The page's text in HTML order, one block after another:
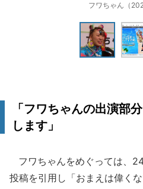
フワちゃん（
「フワちゃんの出演部
します」
フワちゃんをめぐっては、
投稿を引用し「おまえは偉く